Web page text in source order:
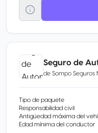
Seguro de
de Sompo Seguros
Tipo de paquete
Responsabilidad civil
Antigüedad máxima del
Edad mínima del conductor